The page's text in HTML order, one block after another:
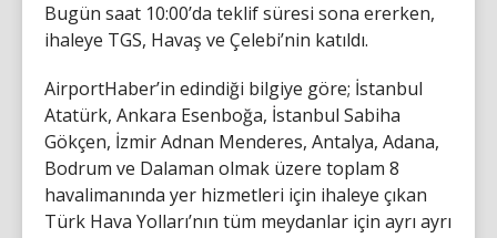
Bugün saat 10:00’da teklif süresi sona ererken,
ihaleye TGS, Havaş ve Çelebi’nin katıldı.
AirportHaber’in edindiği bilgiye göre; İstanbul
Atatürk, Ankara Esenboğa, İstanbul Sabiha
Gökçen, İzmir Adnan Menderes, Antalya, Adana,
Bodrum ve Dalaman olmak üzere toplam 8
havalimanında yer hizmetleri için ihaleye çıkan
Türk Hava Yolları’nın tüm meydanlar için ayrı ayrı